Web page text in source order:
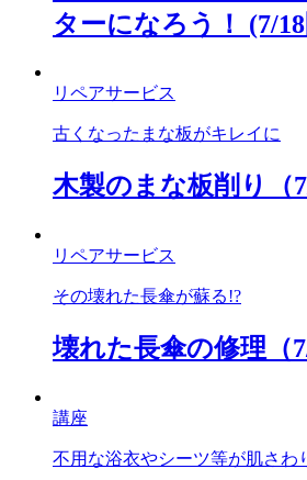
ターになろう！ (7/
リペアサービス
古くなったまな板がキレイに
木製のまな板削り（
リペアサービス
その壊れた長傘が蘇る!?
壊れた長傘の修理（
講座
不用な浴衣やシーツ等が肌さわ